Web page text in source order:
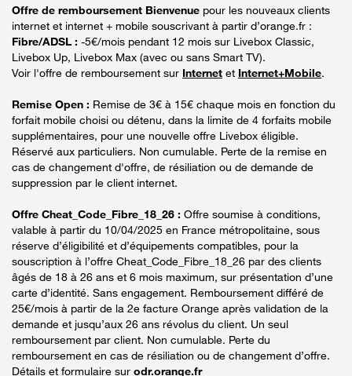
Offre de remboursement Bienvenue pour les nouveaux clients
internet et internet + mobile souscrivant à partir d’orange.fr :
Fibre/ADSL : -5€/mois pendant 12 mois sur Livebox Classic,
Livebox Up, Livebox Max (avec ou sans Smart TV).
Voir l'offre de remboursement sur Internet et Internet+Mobile.
Remise Open : Remise de 3€ à 15€ chaque mois en fonction du
forfait mobile choisi ou détenu, dans la limite de 4 forfaits mobile
supplémentaires, pour une nouvelle offre Livebox éligible.
Réservé aux particuliers. Non cumulable. Perte de la remise en
cas de changement d'offre, de résiliation ou de demande de
suppression par le client internet.
Offre Cheat_Code_Fibre_18_26 : Offre soumise à conditions,
valable à partir du 10/04/2025 en France métropolitaine, sous
réserve d’éligibilité et d’équipements compatibles, pour la
souscription à l’offre Cheat_Code_Fibre_18_26 par des clients
âgés de 18 à 26 ans et 6 mois maximum, sur présentation d’une
carte d’identité. Sans engagement. Remboursement différé de
25€/mois à partir de la 2e facture Orange après validation de la
demande et jusqu’aux 26 ans révolus du client. Un seul
remboursement par client. Non cumulable. Perte du
remboursement en cas de résiliation ou de changement d’offre.
Détails et formulaire sur odr.orange.fr